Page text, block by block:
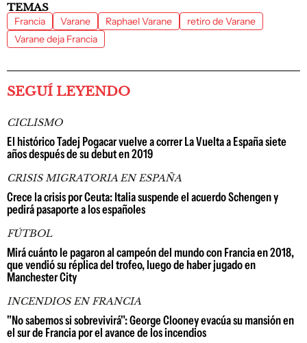
TEMAS
Francia Varane Raphael Varane
retiro de Varane
Varane deja Francia
SEGUÍ LEYENDO
CICLISMO
El histórico Tadej Pogacar vuelve a correr La Vuelta a España siete
años después de su debut en 2019
CRISIS MIGRATORIA EN ESPAÑA
Crece la crisis por Ceuta: Italia suspende el acuerdo Schengen y
pedirá pasaporte a los españoles
FÚTBOL
Mirá cuánto le pagaron al campeón del mundo con Francia en 2018,
que vendió su réplica del trofeo, luego de haber jugado en
Manchester City
INCENDIOS EN FRANCIA
"No sabemos si sobrevivirá": George Clooney evacúa su mansión en
el sur de Francia por el avance de los incendios